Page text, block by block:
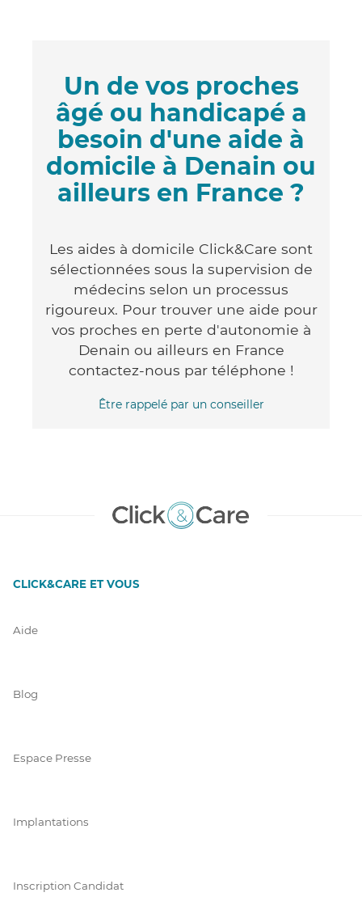
Un de vos proches
âgé ou handicapé a
besoin d'une aide à
domicile à Denain ou
ailleurs en France ?
Les aides à domicile Click&Care sont
sélectionnées sous la supervision de
médecins selon un processus
rigoureux. Pour trouver une aide pour
vos proches en perte d'autonomie à
Denain ou ailleurs en France
contactez-nous par téléphone !
Être rappelé par un conseiller
CLICK&CARE ET VOUS
Aide
Blog
Espace Presse
Implantations
Inscription Candidat